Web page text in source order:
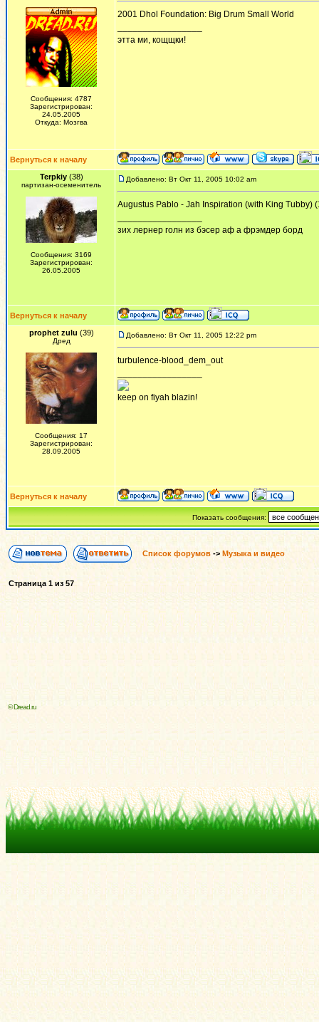
Сообщения: 4787
Зарегистрирован:
24.05.2005
Откуда: Мозгва
2001 Dhol Foundation: Big Drum Small World
этта ми, кощщки!
Вернуться к началу
Terpkiy(38)
партизан-осеменитель
Сообщения: 3169
Зарегистрирован:
26.05.2005
Добавлено: Вт Окт 11, 2005 10:02 am
Augustus Pablo - Jah Inspiration (with King Tubby)
зих лернер голн из бэсер аф а фрэмдер борд
Вернуться к началу
prophet zulu (39)
Дред
Сообщения: 17
Зарегистрирован:
28.09.2005
Добавлено: Вт Окт 11, 2005 12:22 pm
turbulence-blood_dem_out
keep on fiyah blazin!
Вернуться к началу
Показать сообщения:
Список форумов -> Музыка и видео
Страница 1из 57
© Dread.ru